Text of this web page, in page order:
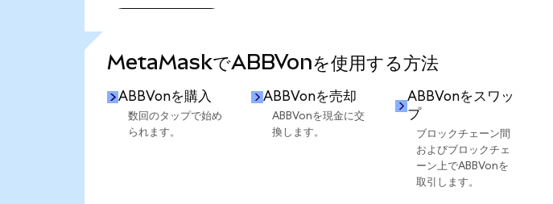
MetaMaskでABBVonを使用する方法
ABBVonを購入
数回のタップで始め
られます。
ABBVonを売却
ABBVonを現金に交
換します。
ABBVonをスワッ
プ
ブロックチェーン間
およびブロックチェ
ーン上でABBVonを
取引します。